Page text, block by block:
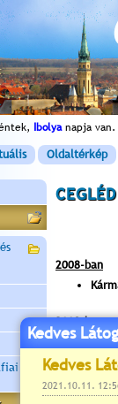
Ibolyanapja van.
Oldaltérkép
2008-ban
2009-ben
2010-ben,
Kedves